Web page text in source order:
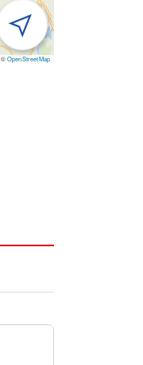
©OpenStreetMap